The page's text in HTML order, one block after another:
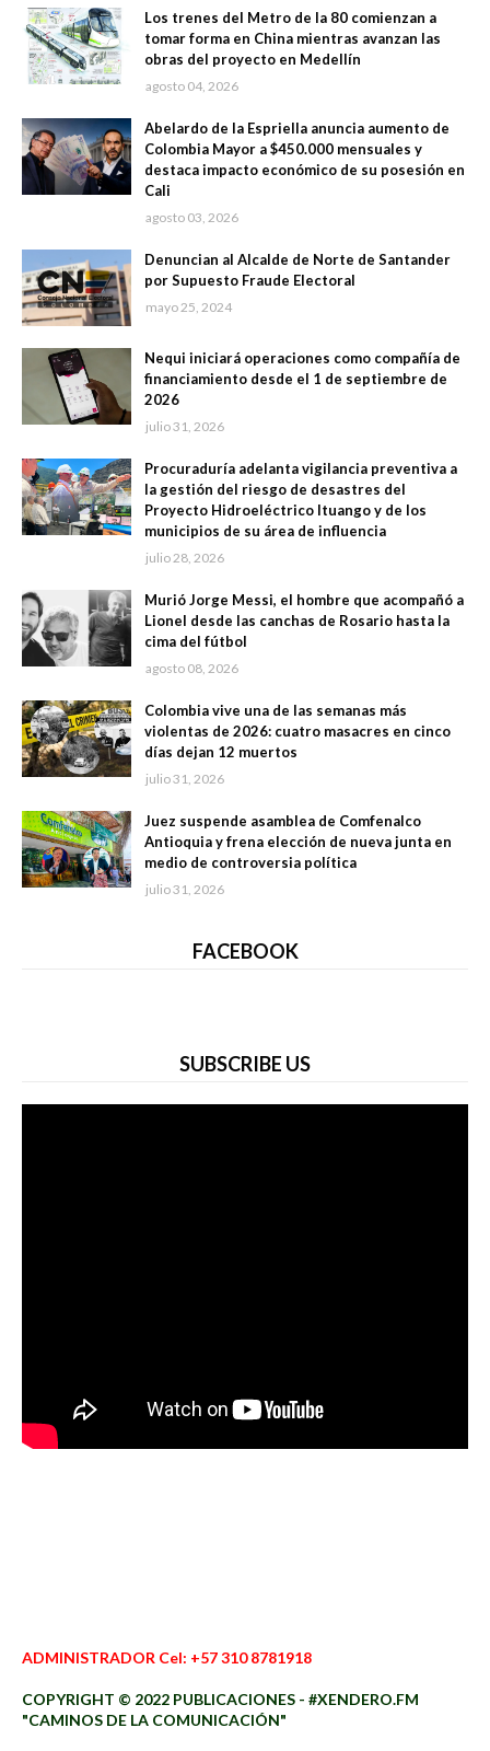
Los trenes del Metro de la 80 comienzan a
tomar forma en China mientras avanzan las
obras del proyecto en Medellín
agosto 04, 2026
Abelardo de la Espriella anuncia aumento de
Colombia Mayor a $450.000 mensuales y
destaca impacto económico de su posesión en
Cali
agosto 03, 2026
Denuncian al Alcalde de Norte de Santander
por Supuesto Fraude Electoral
mayo 25, 2024
Nequi iniciará operaciones como compañía de
financiamiento desde el 1 de septiembre de
2026
julio 31, 2026
Procuraduría adelanta vigilancia preventiva a
la gestión del riesgo de desastres del
Proyecto Hidroeléctrico Ituango y de los
municipios de su área de influencia
julio 28, 2026
Murió Jorge Messi, el hombre que acompañó a
Lionel desde las canchas de Rosario hasta la
cima del fútbol
agosto 08, 2026
Colombia vive una de las semanas más
violentas de 2026: cuatro masacres en cinco
días dejan 12 muertos
julio 31, 2026
Juez suspende asamblea de Comfenalco
Antioquia y frena elección de nueva junta en
medio de controversia política
julio 31, 2026
FACEBOOK
SUBSCRIBE US
ADMINISTRADOR Cel: +57 310 8781918
COPYRIGHT © 2022 PUBLICACIONES - #XENDERO.FM
"CAMINOS DE LA COMUNICACIÓN"